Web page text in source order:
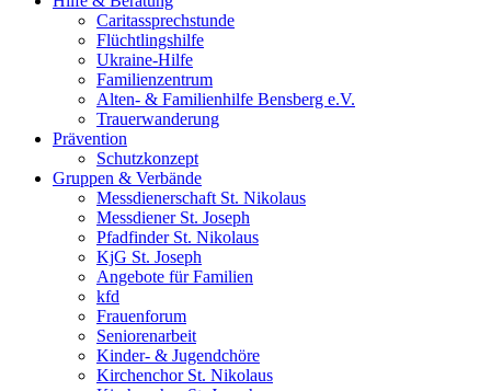
Caritassprechstunde
Flüchtlingshilfe
Ukraine-Hilfe
Familienzentrum
Alten- & Familienhilfe Bensberg e.V.
Trauerwanderung
Prävention
Schutzkonzept
Gruppen & Verbände
Messdienerschaft St. Nikolaus
Messdiener St. Joseph
Pfadfinder St. Nikolaus
KjG St. Joseph
Angebote für Familien
kfd
Frauenforum
Seniorenarbeit
Kinder- & Jugendchöre
Kirchenchor St. Nikolaus